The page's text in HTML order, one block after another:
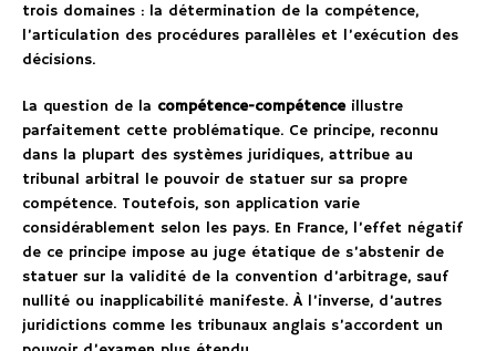
trois domaines : la détermination de la compétence,
l’articulation des procédures parallèles et l’exécution des
décisions.
La question de la compétence-compétenceillustre
parfaitement cette problématique. Ce principe, reconnu
dans la plupart des systèmes juridiques, attribue au
tribunal arbitral le pouvoir de statuer sur sa propre
compétence. Toutefois, son application varie
considérablement selon les pays. En France, l’effet négatif
de ce principe impose au juge étatique de s’abstenir de
statuer sur la validité de la convention d’arbitrage, sauf
nullité ou inapplicabilité manifeste. À l’inverse, d’autres
juridictions comme les tribunaux anglais s’accordent un